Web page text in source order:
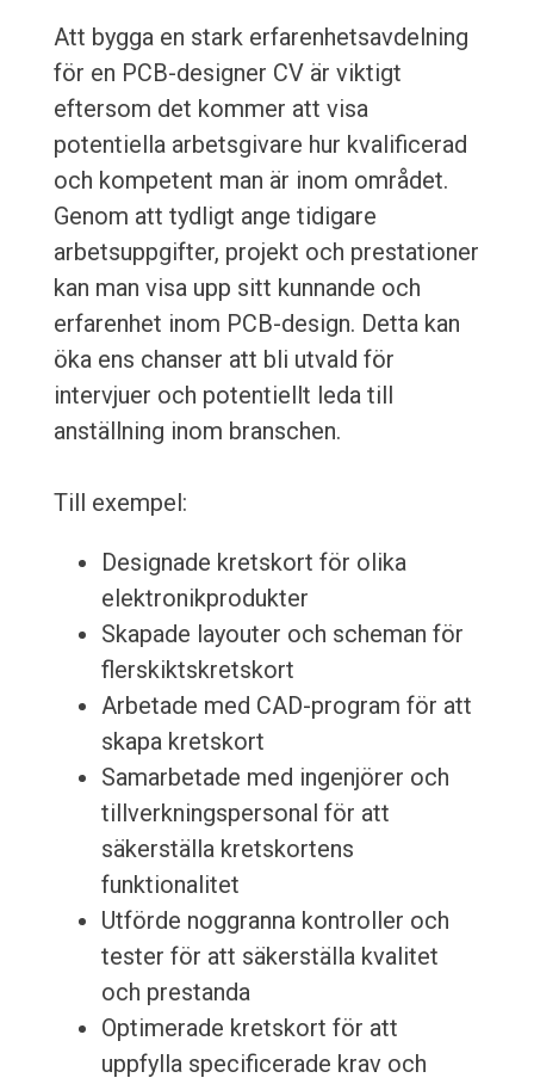
Att bygga en stark erfarenhetsavdelning
för en PCB-designer CV är viktigt
eftersom det kommer att visa
potentiella arbetsgivare hur kvalificerad
och kompetent man är inom området.
Genom att tydligt ange tidigare
arbetsuppgifter, projekt och prestationer
kan man visa upp sitt kunnande och
erfarenhet inom PCB-design. Detta kan
öka ens chanser att bli utvald för
intervjuer och potentiellt leda till
anställning inom branschen.
Till exempel:
Designade kretskort för olika
elektronikprodukter
Skapade layouter och scheman för
flerskiktskretskort
Arbetade med CAD-program för att
skapa kretskort
Samarbetade med ingenjörer och
tillverkningspersonal för att
säkerställa kretskortens
funktionalitet
Utförde noggranna kontroller och
tester för att säkerställa kvalitet
och prestanda
Optimerade kretskort för att
uppfylla specificerade krav och